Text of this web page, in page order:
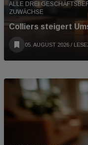
ALLE DREI
ZUWÄCHSE
Colliers steigert
05. AUGUST 2026 /